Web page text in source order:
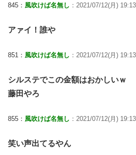
845： 風吹けば名無し ：2021/07/12(月)
アァイ！誰や
851： 風吹けば名無し ：2021/07/12(月)
シルステでこの金額はおかしいｗ
藤田やろ
855： 風吹けば名無し ：2021/07/12(月)
笑い声出てるやん